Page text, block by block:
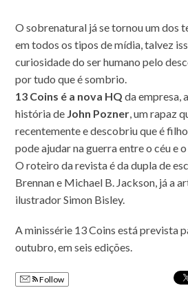
O sobrenatural já se tornou um dos
em todos os tipos de mídia, talvez
curiosidade do ser humano pelo
por tudo que é sombrio.
13 Coins é a nova HQ da empresa,
história de John Pozner, um rapaz
recentemente e descobriu que é
pode ajudar na guerra entre o céu e
O roteiro da revista é da dupla de
Brennan e Michael B. Jackson, já a
ilustrador Simon Bisley.
A minissérie 13 Coins está prevista
outubro, em seis edições.
Follow